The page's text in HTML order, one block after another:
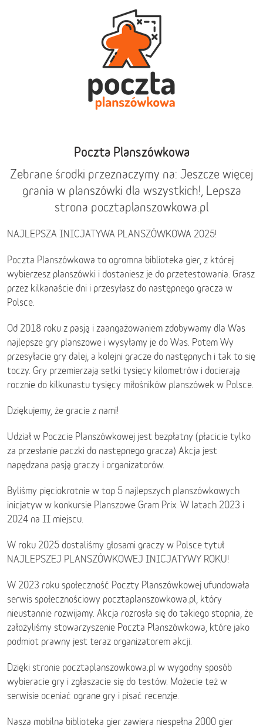
Poczta Planszówkowa
Zebrane środki przeznaczymy na: Jeszcze więcej
grania w planszówki dla wszystkich!, Lepsza
strona pocztaplanszowkowa.pl
NAJLEPSZA INICJATYWA PLANSZÓWKOWA 2025!
Poczta Planszówkowa to ogromna biblioteka gier, z której
wybierzesz planszówki i dostaniesz je do przetestowania. Grasz
przez kilkanaście dni i przesyłasz do następnego gracza w
Polsce.
Od 2018 roku z pasją i zaangażowaniem zdobywamy dla Was
najlepsze gry planszowe i wysyłamy je do Was. Potem Wy
przesyłacie gry dalej, a kolejni gracze do następnych i tak to się
toczy. Gry przemierzają setki tysięcy kilometrów i docierają
rocznie do kilkunastu tysięcy miłośników planszówek w Polsce.
Dziękujemy, że gracie z nami!
Udział w Poczcie Planszówkowej jest bezpłatny (płacicie tylko
za przesłanie paczki do następnego gracza) Akcja jest
napędzana pasją graczy i organizatorów.
Byliśmy pięciokrotnie w top 5 najlepszych planszówkowych
inicjatyw w konkursie Planszowe Gram Prix. W latach 2023 i
2024 na II miejscu.
W roku 2025 dostaliśmy głosami graczy w Polsce tytuł
NAJLEPSZEJ PLANSZÓWKOWEJ INICJATYWY ROKU!
W 2023 roku społeczność Poczty Planszówkowej ufundowała
serwis społecznościowy pocztaplanszowkowa.pl, który
nieustannie rozwijamy. Akcja rozrosła się do takiego stopnia, że
założyliśmy stowarzyszenie Poczta Planszówkowa, które jako
podmiot prawny jest teraz organizatorem akcji.
Dzięki stronie pocztaplanszowkowa.pl w wygodny sposób
wybieracie gry i zgłaszacie się do testów. Możecie też w
serwisie oceniać ograne gry i pisać recenzje.
Nasza mobilna biblioteka gier zawiera niespełna 2000 gier